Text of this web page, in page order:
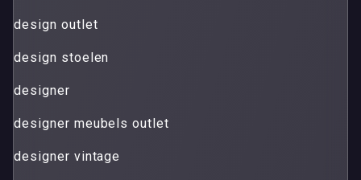
design outlet
design stoelen
designer
designer meubels outlet
designer vintage